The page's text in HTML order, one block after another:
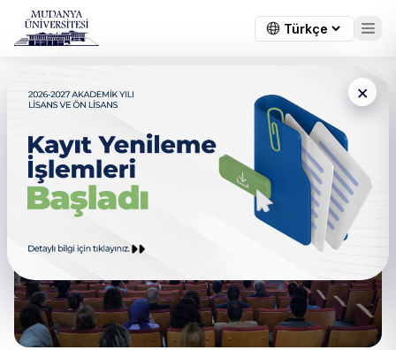
×
Tanışma Toplantısı Düzenlendi